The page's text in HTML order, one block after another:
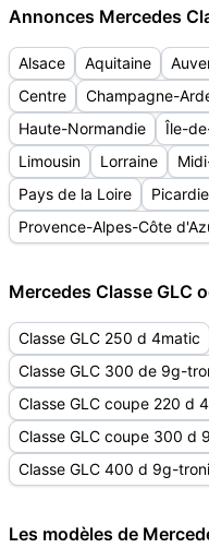
Annonces Mercedes
Alsace Aquitaine
Centre
Champagne-
Haute-Normandie
Île-
Limousin
Lorraine
Pays de la Loire
Picardie
Provence-Alpes-Côte
Mercedes Classe GLC
Classe GLC 250 d 4matic
Classe GLC 300 de 9g-
Classe GLC coupe 220 d
Classe GLC coupe 300 d
Classe GLC 400 d 9g-
Les modèles de